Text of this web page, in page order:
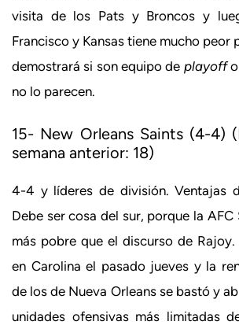
visita de los Pats y Broncos y
Francisco y Kansas tiene mucho peor
demostrará si son equipo de playoffo
no lo parecen.
15- New Orleans Saints (4-4)
semana anterior: 18)
4-4 y líderes de división. Ventajas
Debe ser cosa del sur, porque la AFC
más pobre que el discurso de
en Carolina el pasado jueves y la
de los de Nueva Orleans se bastó y
unidades ofensivas más limitadas